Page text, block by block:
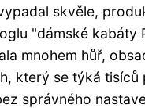
skvěle,
"dámské kabáty
mnohem hůř,
který se týká
správného